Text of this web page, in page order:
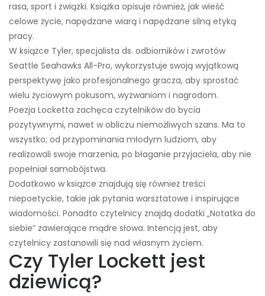
rasa, sport i związki. Książka opisuje również, jak wieść
celowe życie, napędzane wiarą i napędzane silną etyką
pracy.
W książce Tyler, specjalista ds. odbiorników i zwrotów
Seattle Seahawks All-Pro, wykorzystuje swoją wyjątkową
perspektywę jako profesjonalnego gracza, aby sprostać
wielu życiowym pokusom, wyzwaniom i nagrodom.
Poezja Locketta zachęca czytelników do bycia
pozytywnymi, nawet w obliczu niemożliwych szans. Ma to
wszystko; od przypominania młodym ludziom, aby
realizowali swoje marzenia, po błaganie przyjaciela, aby nie
popełniał samobójstwa.
Dodatkowo w książce znajdują się również treści
niepoetyckie, takie jak pytania warsztatowe i inspirujące
wiadomości. Ponadto czytelnicy znajdą dodatki „Notatka do
siebie” zawierające mądre słowa. Intencją jest, aby
czytelnicy zastanowili się nad własnym życiem.
Czy Tyler Lockett jest
dziewicą?